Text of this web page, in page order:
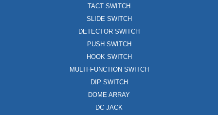
TACT SWITCH
SLIDE SWITCH
DETECTOR SWITCH
PUSH SWITCH
HOOK SWITCH
MULTI-FUNCTION SWITCH
DIP SWITCH
DOME ARRAY
DC JACK